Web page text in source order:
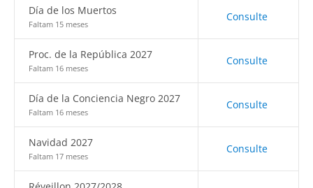
Día de los Muertos
Faltam 15 meses
Consulte
Proc. de la República 2027
Faltam 16 meses
Consulte
Día de la Conciencia Negro 2027
Faltam 16 meses
Consulte
Navidad 2027
Faltam 17 meses
Consulte